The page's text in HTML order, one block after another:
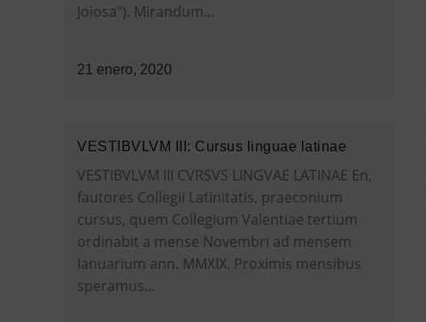
Joiosa"). Mirandum...
21 enero, 2020
VESTIBVLVM III: Cursus linguae latinae
VESTIBVLVM III CVRSVS LINGVAE LATINAE En,
fautores Collegii Latinitatis, praeconium
cursus, quem Collegium Valentiae tertium
ordinabit a mense Novembri ad mensem
Ianuarium ann. MMXIX. Proximis mensibus
speramus...